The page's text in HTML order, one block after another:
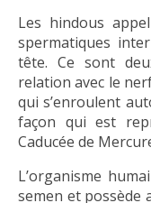
Les hindous
spermatiques
tête. Ce sont
relation avec le
qui s’enroulent
façon qui est
Caducée de
L’organisme
semen et possède